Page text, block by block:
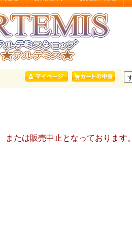
たは販売中止となっております。